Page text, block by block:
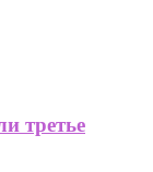
третье